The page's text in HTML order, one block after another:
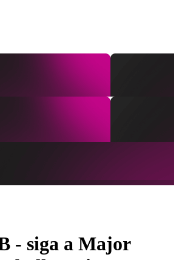
- siga a Major